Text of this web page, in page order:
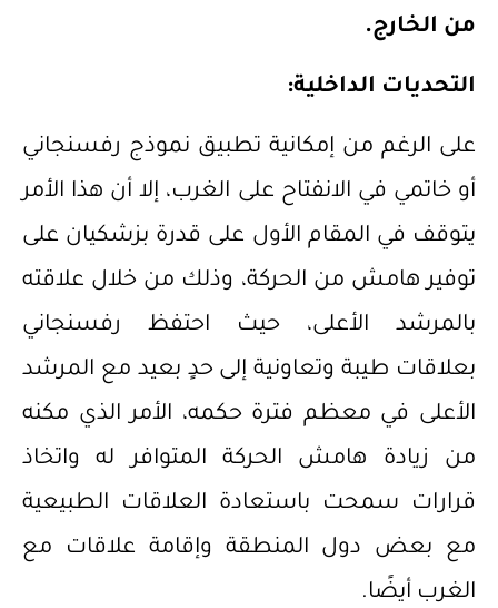
من الخارج.
التحديات الداخلية:
على الرغم من إمكانية تطبيق نموذج رفسنجاني
أو خاتمي في الانفتاح على الغرب، إلا أن هذا الأمر
يتوقف في المقام الأول على قدرة بزشكيان على
توفير هامش من الحركة، وذلك من خلال علاقته
بالمرشد الأعلى، حيث احتفظ رفسنجاني
بعلاقات طيبة وتعاونية إلى حدٍ بعيد مع المرشد
الأعلى في معظم فترة حكمه، الأمر الذي مكنه
من زيادة هامش الحركة المتوافر له واتخاذ
قرارات سمحت باستعادة العلاقات الطبيعية
مع بعض دول المنطقة وإقامة علاقات مع
الغرب أيضًا.